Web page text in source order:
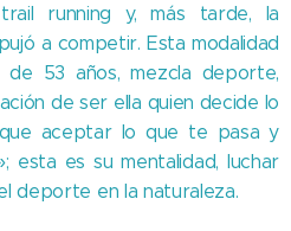
running y, más tarde, la
a competir. Esta modalidad
53 años, mezcla deporte,
de ser ella quien decide lo
aceptar lo que te pasa y
esta es su mentalidad, luchar
deporte en la naturaleza.